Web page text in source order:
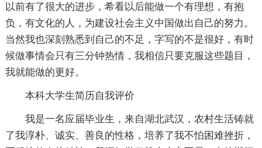
以前有了很大的进步，希看以后能做一个有理想，有抱
负，有文化的人，为建设社会主义中国做出自己的努力。
当然我也深刻熟悉到自己的不足，字写的不是很好，有时
候做事情会只有三分钟热情，我相信只要克服这些题目，
我就能做的更好。
本科大学生简历自我评价
我是一名应届毕业生，来自湖北武汉，农村生活铸就
了我淳朴、诚实、善良的性格，培养了我不怕困难挫折，